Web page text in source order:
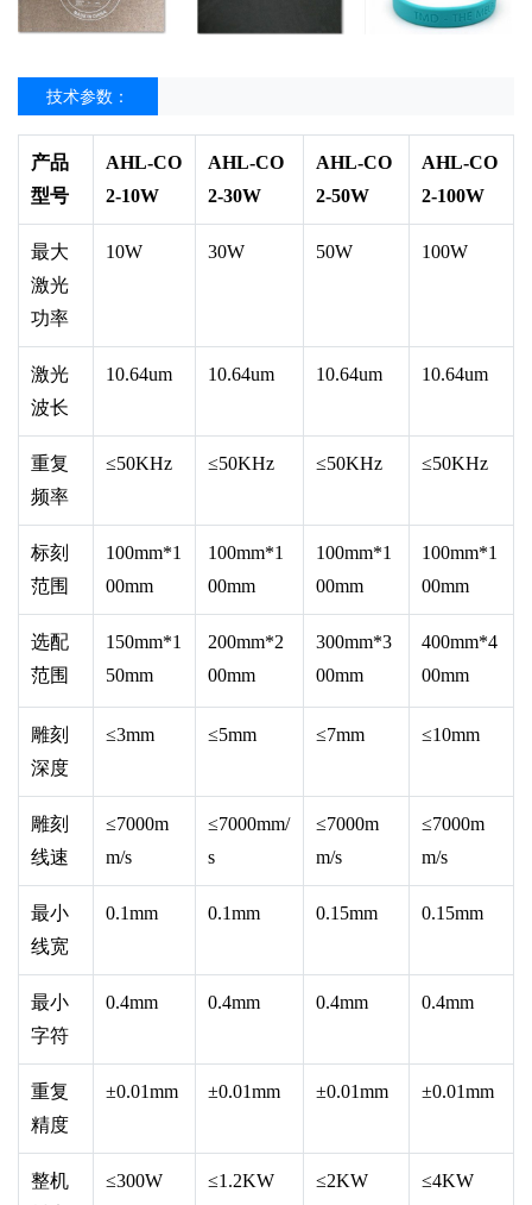
技术参数：
产品
型号
AHL-CO
2-10W
AHL-CO
2-30W
AHL-CO
2-50W
AHL-CO
2-100W
最大
激光
功率
10W 30W 50W 100W
激光
波长
10.64um 10.64um 10.64um 10.64um
重复
频率
≤50KHz ≤50KHz ≤50KHz ≤50KHz
标刻
范围
100mm*1
00mm
100mm*1
00mm
100mm*1
00mm
100mm*1
00mm
选配
范围
150mm*1
50mm
200mm*2
00mm
300mm*3
00mm
400mm*4
00mm
雕刻
深度
≤3mm ≤5mm ≤7mm ≤10mm
雕刻
线速
≤7000m
m/s
≤7000mm/
s
≤7000m
m/s
≤7000m
m/s
最小
线宽
0.1mm 0.1mm 0.15mm 0.15mm
最小
字符
0.4mm 0.4mm 0.4mm 0.4mm
重复
精度
±0.01mm ±0.01mm ±0.01mm ±0.01mm
整机
≤300W ≤1.2KW ≤2KW ≤4KW